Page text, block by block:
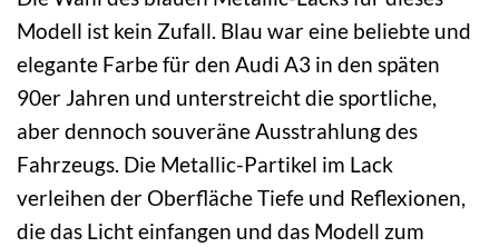
Modell ist kein Zufall. Blau war eine beliebte und
elegante Farbe für den Audi A3 in den späten
90er Jahren und unterstreicht die sportliche,
aber dennoch souveräne Ausstrahlung des
Fahrzeugs. Die Metallic-Partikel im Lack
verleihen der Oberfläche Tiefe und Reflexionen,
die das Licht einfangen und das Modell zum